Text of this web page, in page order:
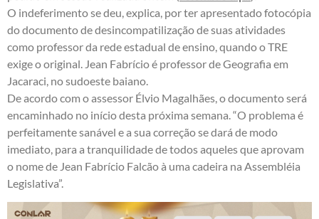
O indeferimento se deu, explica, por ter apresentado fotocópia
do documento de desincompatilização de suas atividades
como professor da rede estadual de ensino, quando o TRE
exige o original. Jean Fabrício é professor de Geografia em
Jacaraci, no sudoeste baiano.
De acordo com o assessor Élvio Magalhães, o documento será
encaminhado no início desta próxima semana. “O problema é
perfeitamente sanável e a sua correção se dará de modo
imediato, para a tranquilidade de todos aqueles que aprovam
o nome de Jean Fabrício Falcão à uma cadeira na Assembléia
Legislativa”.